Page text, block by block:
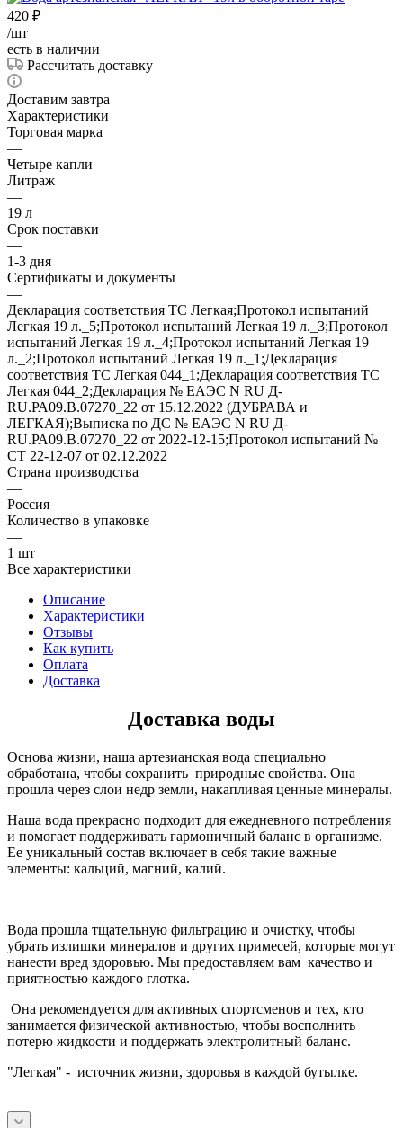
420 ₽
/шт
есть в наличии
Рассчитать доставку
Доставим завтра
Характеристики
Торговая марка
—
Четыре капли
Литраж
—
19 л
Срок поставки
—
1-3 дня
Сертификаты и документы
—
Декларация соответствия ТС Легкая;Протокол испытаний
Легкая 19 л._5;Протокол испытаний Легкая 19 л._3;Протокол
испытаний Легкая 19 л._4;Протокол испытаний Легкая 19
л._2;Протокол испытаний Легкая 19 л._1;Декларация
соответствия ТС Легкая 044_1;Декларация соответствия ТС
Легкая 044_2;Декларация № ЕАЭС N RU Д-
RU.РА09.В.07270_22 от 15.12.2022 (ДУБРАВА и
ЛЕГКАЯ);Выписка по ДС № ЕАЭС N RU Д-
RU.РА09.В.07270_22 от 2022-12-15;Протокол испытаний №
СТ 22-12-07 от 02.12.2022
Страна производства
—
Россия
Количество в упаковке
—
1 шт
Все характеристики
Описание
Характеристики
Отзывы
Как купить
Оплата
Доставка
Доставка воды
Основа жизни, наша артезианская вода специально
обработана, чтобы сохранить природные свойства. Она
прошла через слои недр земли, накапливая ценные минералы.
Наша вода прекрасно подходит для ежедневного потребления
и помогает поддерживать гармоничный баланс в организме.
Ее уникальный состав включает в себя такие важные
элементы: кальций, магний, калий.
Вода прошла тщательную фильтрацию и очистку, чтобы
убрать излишки минералов и других примесей, которые могут
нанести вред здоровью. Мы предоставляем вам качество и
приятностью каждого глотка.
Она рекомендуется для активных спортсменов и тех, кто
занимается физической активностью, чтобы восполнить
потерю жидкости и поддержать электролитный баланс.
"Легкая" - источник жизни, здоровья в каждой бутылке.